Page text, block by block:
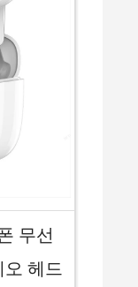
무선
헤드